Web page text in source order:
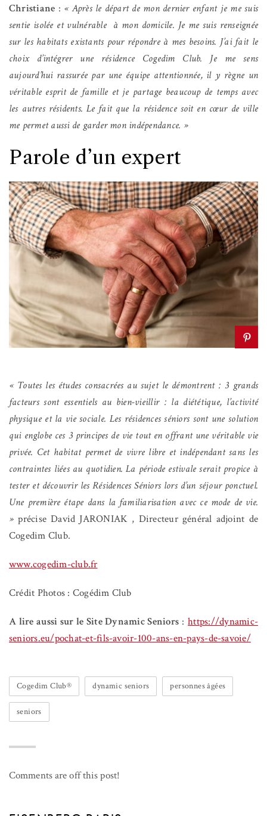
Christiane : « Après le départ de mon dernier enfant je me suis
sentie isolée et vulnérable à mon domicile. Je me suis renseignée
sur les habitats existants pour répondre à mes besoins. J’ai fait le
choix d’intégrer une résidence Cogedim Club. Je me sens
aujourd’hui rassurée par une équipe attentionnée, il y règne un
véritable esprit de famille et je partage beaucoup de temps avec
les autres résidents. Le fait que la résidence soit en cœur de ville
me permet aussi de garder mon indépendance. »
Parole d’un expert
« Toutes les études consacrées au sujet le démontrent : 3 grands
facteurs sont essentiels au bien-vieillir : la diététique, l’activité
physique et la vie sociale. Les résidences séniors sont une solution
qui englobe ces 3 principes de vie tout en offrant une véritable vie
privée. Cet habitat permet de vivre libre et indépendant sans les
contraintes liées au quotidien. La période estivale serait propice à
tester et découvrir les Résidences Séniors lors d’un séjour ponctuel.
Une première étape dans la familiarisation avec ce mode de vie.
» précise David JARONIAK , Directeur général adjoint de
Cogedim Club.
www.cogedim-club.fr
Crédit Photos : Cogédim Club
A lire aussi sur le Site Dynamic Seniors :https://dynamic-
seniors.eu/pochat-et-fils-avoir-100-ans-en-pays-de-savoie/
Cogedim Club® dynamic seniors personnes âgées
seniors
Comments are off this post!